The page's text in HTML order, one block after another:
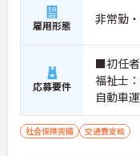
雇用形態 非常勤
応募要件
■初任
福祉士
自動車
社会保険完備 交通費支給